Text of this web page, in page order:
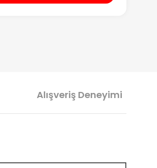
Alışveriş Deneyimi